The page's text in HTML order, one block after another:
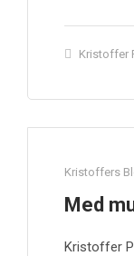
Kristoffer
Kristoffers
Med
Kristoffer